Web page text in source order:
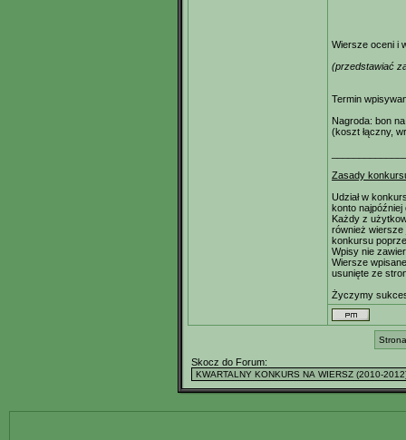
Wiersze oceni i
(przedstawiać
Termin
Nagroda: bon
(koszt łączny,
Zasady
Udział w
konto
Każdy z
również wiersze
konkursu
Wpisy nie
Wiersze
usunięte ze
Życzymy
Skocz do Forum: